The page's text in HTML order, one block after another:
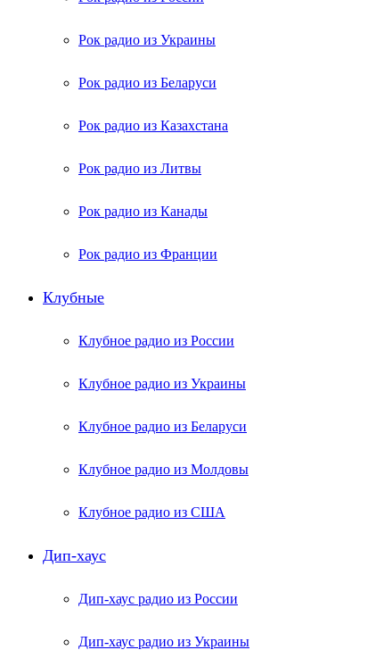
Рок радио из Украины
Рок радио из Беларуси
Рок радио из Казахстана
Рок радио из Литвы
Рок радио из Канады
Рок радио из Франции
Клубные
Клубное радио из России
Клубное радио из Украины
Клубное радио из Беларуси
Клубное радио из Молдовы
Клубное радио из США
Дип-хаус
Дип-хаус радио из России
Дип-хаус радио из Украины